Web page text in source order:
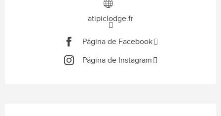
atipiclodge.fr
Página de Facebook
Página de Instagram